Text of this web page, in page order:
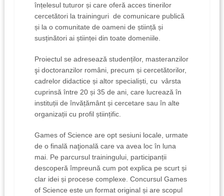
înțelesul tuturor și care oferă acces tinerilor
cercetători la traininguri de comunicare publică
și la o comunitate de oameni de știință și
susținători ai științei din toate domeniile.
Proiectul se adresează studenților, masteranzilor
şi doctoranzilor români, precum și cercetătorilor,
cadrelor didactice și altor specialiști, cu vârsta
cuprinsă între 20 și 35 de ani, care lucrează în
instituții de învățământ și cercetare sau în alte
organizații cu profil științific.
Games of Science are opt sesiuni locale, urmate
de o finală naţională care va avea loc în luna
mai. Pe parcursul trainingului, participanții
descoperă împreună cum pot explica pe scurt și
clar idei și procese complexe. Concursul Games
of Science este un format original și are scopul